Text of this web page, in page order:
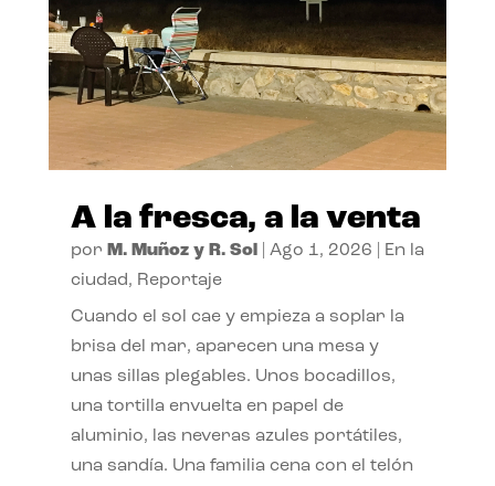
A la fresca, a la venta
por M. Muñoz y R. Sol| Ago 1, 2026
En la
ciudad, Reportaje
Cuando el sol cae y empieza a soplar la
brisa del mar, aparecen una mesa y
unas sillas plegables. Unos bocadillos,
una tortilla envuelta en papel de
aluminio, las neveras azules portátiles,
una sandía. Una familia cena con el telón